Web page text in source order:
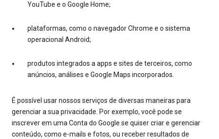
YouTube e o Google Home;
plataformas, como o navegador Chrome e o sistema
operacional Android;
produtos integrados a apps e sites de terceiros, como
anúncios, análises e Google Maps incorporados.
É possível usar nossos serviços de diversas maneiras para
gerenciar a sua privacidade. Por exemplo, você pode se
inscrever em uma Conta do Google se quiser criar e gerenciar
conteúdo, como e-mails e fotos, ou receber resultados de